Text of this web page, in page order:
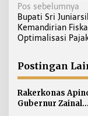
N
a
v
g
a
s
i
Pos sebelumnya
Bupati Sri
Kemandirian
Optimalisasi
Postingan
Rakerkonas
Gubernur Zainal